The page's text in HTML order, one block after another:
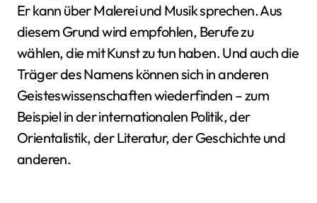
Er kann über Malerei und Musik sprechen. Aus
diesem Grund wird empfohlen, Berufe zu
wählen, die mit Kunst zu tun haben. Und auch die
Träger des Namens können sich in anderen
Geisteswissenschaften wiederfinden – zum
Beispiel in der internationalen Politik, der
Orientalistik, der Literatur, der Geschichte und
anderen.